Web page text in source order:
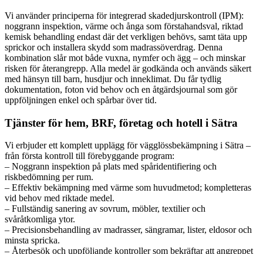
Vi använder principerna för integrerad skadedjurskontroll (IPM):
noggrann inspektion, värme och ånga som förstahandsval, riktad
kemisk behandling endast där det verkligen behövs, samt täta upp
sprickor och installera skydd som madrassöverdrag. Denna
kombination slår mot både vuxna, nymfer och ägg – och minskar
risken för återangrepp. Alla medel är godkända och används säkert
med hänsyn till barn, husdjur och inneklimat. Du får tydlig
dokumentation, foton vid behov och en åtgärdsjournal som gör
uppföljningen enkel och spårbar över tid.
Tjänster för hem, BRF, företag och hotell i Sätra
Vi erbjuder ett komplett upplägg för vägglössbekämpning i Sätra –
från första kontroll till förebyggande program:
– Noggrann inspektion på plats med spåridentifiering och
riskbedömning per rum.
– Effektiv bekämpning med värme som huvudmetod; kompletteras
vid behov med riktade medel.
– Fullständig sanering av sovrum, möbler, textilier och
svåråtkomliga ytor.
– Precisionsbehandling av madrasser, sängramar, lister, eldosor och
minsta spricka.
– Återbesök och uppföljande kontroller som bekräftar att angreppet